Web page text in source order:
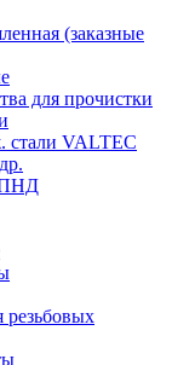
(заказные
для прочистки
стали VALTEC
ПНД
резьбовых